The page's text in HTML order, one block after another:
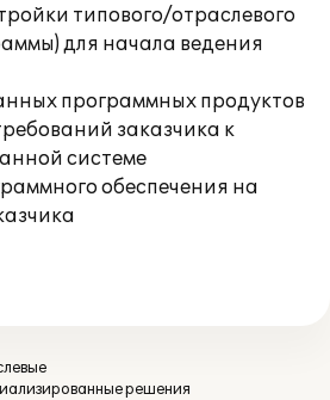
типового/отраслевого
для начала ведения
программных продуктов
заказчика к
системе
обеспечения на
решения